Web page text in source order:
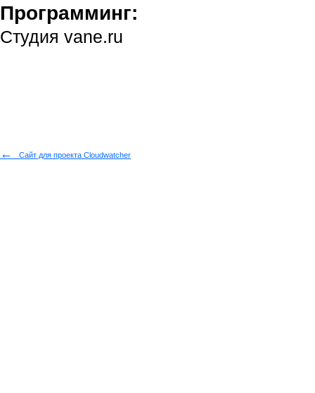
Программинг:
Студия vane.ru
← Cайт для проекта Cloudwatcher